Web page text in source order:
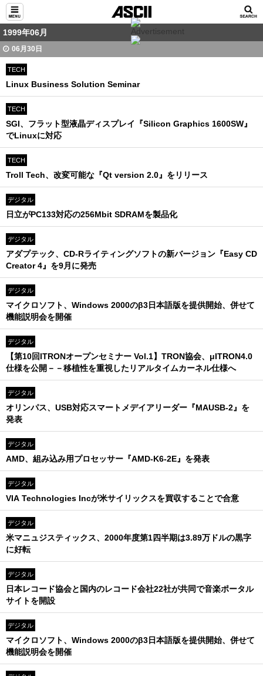
1999年06月
06月30日
TECH
Linux Business Solution Seminar
TECH
SGI、フラット型液晶ディスプレイ『Silicon Graphics 1600SW』
でLinuxに対応
TECH
Troll Tech、改変可能な『Qt version 2.0』をリリース
デジタル
日立がPC133対応の256Mbit SDRAMを製品化
デジタル
アダプテック、CD-Rライティングソフトの新バージョン『Easy CD
Creator 4』を9月に発売
デジタル
マイクロソフト、Windows 2000のβ3日本語版を提供開始、併せて
機能説明会を開催
デジタル
【第10回ITRONオープンセミナー Vol.1】TRON協会、μITRON4.0
仕様を公開－－移植性を重視したリアルタイムカーネル仕様へ
デジタル
オリンパス、USB対応スマートメデイアリーダー『MAUSB-2』を
発表
デジタル
AMD、組み込み用プロセッサー『AMD-K6-2E』を発表
デジタル
VIA Technologies Incが米サイリックスを買収することで合意
デジタル
米マニュジスティックス、2000年度第1四半期は3.89万ドルの黒字
に好転
デジタル
日本レコード協会と国内のレコード会社22社が共同で音楽ポータル
サイトを開設
デジタル
マイクロソフト、Windows 2000のβ3日本語版を提供開始、併せて
機能説明会を開催